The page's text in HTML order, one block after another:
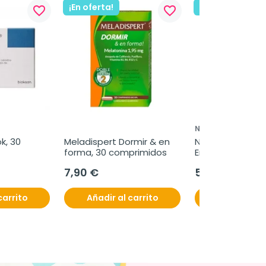
favorite_border
30
¡En oferta! favorite_border
Meladispert Dormir & en
forma, 30 comprimidos
7,90 €
Añadir al carrito
NEORETIN
Neoretin
Emulsion, 30 ml
50,95 €